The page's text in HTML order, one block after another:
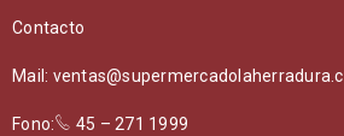
Contacto
Mail: ventas@supermercadolaherradura.cl
Fono: 45 – 271 1999